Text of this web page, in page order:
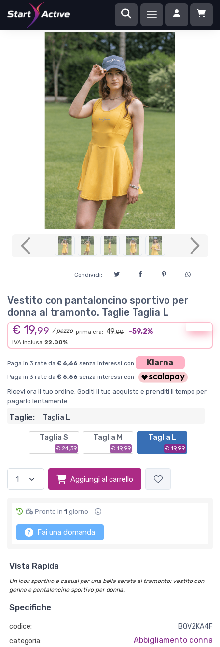
Previous Next
Condividi:
Vestito con pantaloncino sportivo per
donna al tramonto. Taglie Taglia L
€ 19,99 / pezzo prima era: 49,00 -59,2%
IVA inclusa 22.00%
Paga in 3 rate da € 6,66 senza interessi con Klarna
Paga in 3 rate da € 6,66 senza interessi con
Ricevi ora il tuo ordine. Goditi il tuo acquisto e prenditi il tempo per
pagarlo lentamente
Taglie: Taglia L
Taglia S
€ 24,39
Taglia M
€ 19,99
Taglia L
€ 19,99
Aggiungi al carrello
Pronto in 1 giorno
Fai una domanda
Vista Rapida
Un look sportivo e casual per una bella serata al tramonto: vestito con
gonna e pantaloncino sportivo per donna.
Specifiche
codice:
BQV2KA4F
categoria:
Abbigliamento donna